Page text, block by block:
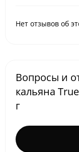
Нет отзывов об
Вопросы и
кальяна
г